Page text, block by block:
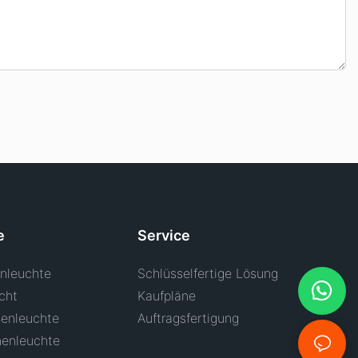
Service
Schlüsselfertige Lösung
Kaufpläne
Auftragsfertigung